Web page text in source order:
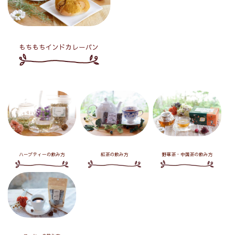
もちもちインドカレーパン
ハーブティーの飲み方 紅茶の飲み方 野草茶・中国茶の飲み方